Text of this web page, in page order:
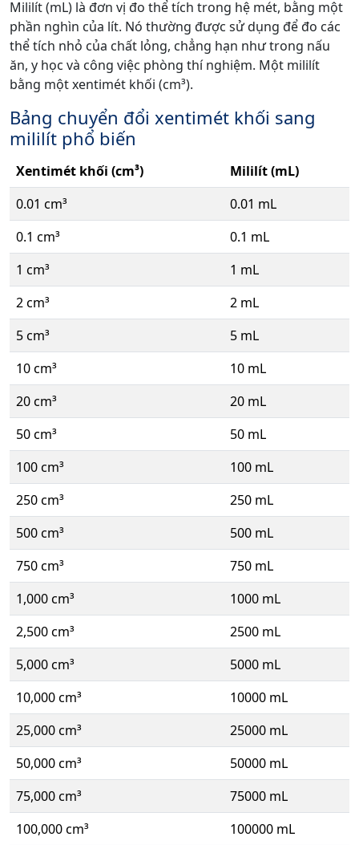
Mililít (mL) là đơn vị đo thể tích trong hệ mét, bằng một
phần nghìn của lít. Nó thường được sử dụng để đo các
thể tích nhỏ của chất lỏng, chẳng hạn như trong nấu
ăn, y học và công việc phòng thí nghiệm. Một mililít
bằng một xentimét khối (cm³).
Bảng chuyển đổi xentimét khối sang
mililít phổ biến
Xentimét khối (cm³)
Mililít (mL)
0.01 cm³
0.01 mL
0.1 cm³
0.1 mL
1 cm³
1 mL
2 cm³
2 mL
5 cm³
5 mL
10 cm³
10 mL
20 cm³
20 mL
50 cm³
50 mL
100 cm³
100 mL
250 cm³
250 mL
500 cm³
500 mL
750 cm³
750 mL
1,000 cm³
1000 mL
2,500 cm³
2500 mL
5,000 cm³
5000 mL
10,000 cm³
10000 mL
25,000 cm³
25000 mL
50,000 cm³
50000 mL
75,000 cm³
75000 mL
100,000 cm³
100000 mL